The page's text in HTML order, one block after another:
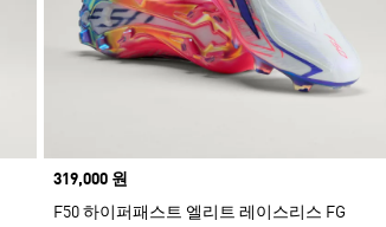
Price
319,000 원
F50 하이퍼패스트 엘리트 레이스리스 FG